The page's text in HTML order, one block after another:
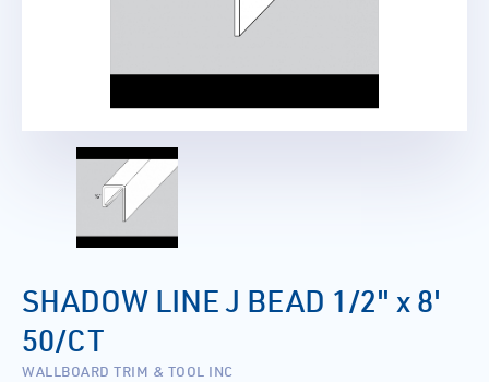
SHADOW LINE J BEAD 1/2" x 8'
50/CT
WALLBOARD TRIM & TOOL INC